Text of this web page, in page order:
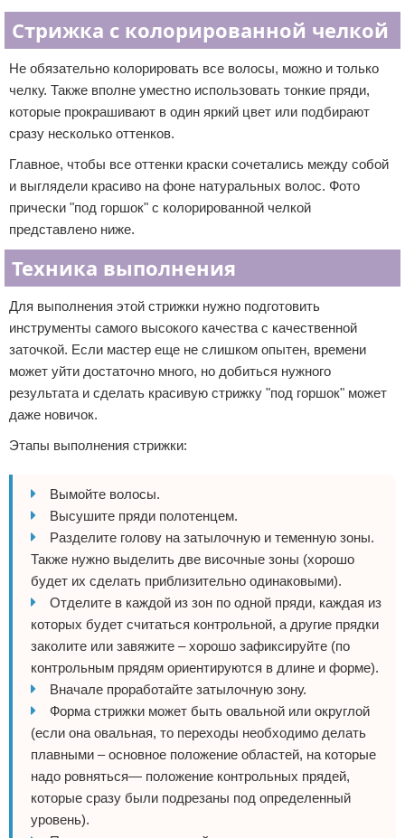
Стрижка с колорированной челкой
Не обязательно колорировать все волосы, можно и только
челку. Также вполне уместно использовать тонкие пряди,
которые прокрашивают в один яркий цвет или подбирают
сразу несколько оттенков.
Главное, чтобы все оттенки краски сочетались между собой
и выглядели красиво на фоне натуральных волос. Фото
прически "под горшок" с колорированной челкой
представлено ниже.
Техника выполнения
Для выполнения этой стрижки нужно подготовить
инструменты самого высокого качества с качественной
заточкой. Если мастер еще не слишком опытен, времени
может уйти достаточно много, но добиться нужного
результата и сделать красивую стрижку "под горшок" может
даже новичок.
Этапы выполнения стрижки:
Вымойте волосы.
Высушите пряди полотенцем.
Разделите голову на затылочную и теменную зоны.
Также нужно выделить две височные зоны (хорошо
будет их сделать приблизительно одинаковыми).
Отделите в каждой из зон по одной пряди, каждая из
которых будет считаться контрольной, а другие прядки
заколите или завяжите – хорошо зафиксируйте (по
контрольным прядям ориентируются в длине и форме).
Вначале проработайте затылочную зону.
Форма стрижки может быть овальной или округлой
(если она овальная, то переходы необходимо делать
плавными – основное положение областей, на которые
надо ровняться— положение контрольных прядей,
которые сразу были подрезаны под определенный
уровень).